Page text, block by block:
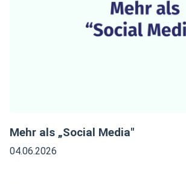
Mehr als „Social Media"
04.06.2026